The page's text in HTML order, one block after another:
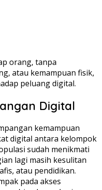
orang, tanpa
atau kemampuan fisik,
peluang digital.
Digital
kemampuan
digital antara kelompok
sudah menikmati
lagi masih kesulitan
atau pendidikan.
pada akses